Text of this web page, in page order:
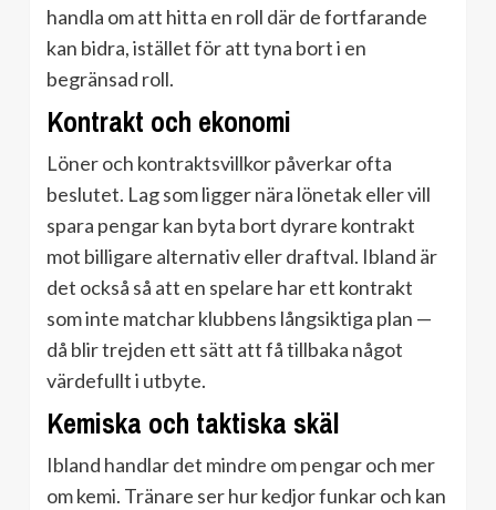
handla om att hitta en roll där de fortfarande
kan bidra, istället för att tyna bort i en
begränsad roll.
Kontrakt och ekonomi
Löner och kontraktsvillkor påverkar ofta
beslutet. Lag som ligger nära lönetak eller vill
spara pengar kan byta bort dyrare kontrakt
mot billigare alternativ eller draftval. Ibland är
det också så att en spelare har ett kontrakt
som inte matchar klubbens långsiktiga plan —
då blir trejden ett sätt att få tillbaka något
värdefullt i utbyte.
Kemiska och taktiska skäl
Ibland handlar det mindre om pengar och mer
om kemi. Tränare ser hur kedjor funkar och kan